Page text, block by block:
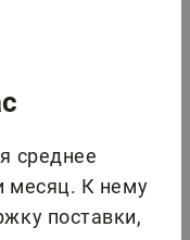
среднее
месяц. К нему
поставки,